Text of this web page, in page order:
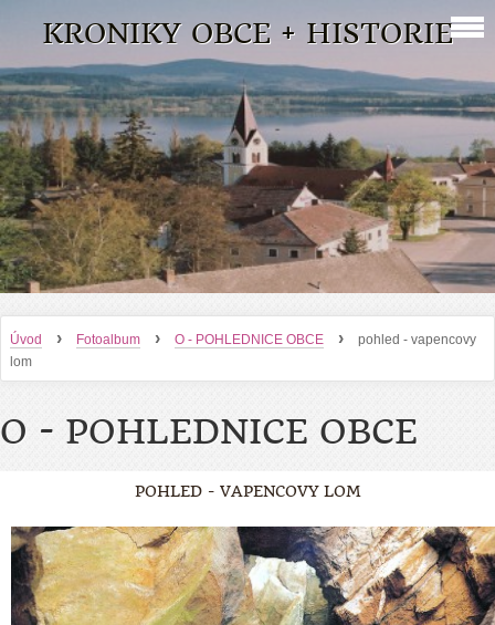
KRONIKY OBCE + HISTORIE
Úvod › Fotoalbum › O - POHLEDNICE OBCE ›
pohled - vapencovy
lom
O - POHLEDNICE OBCE
POHLED - VAPENCOVY LOM